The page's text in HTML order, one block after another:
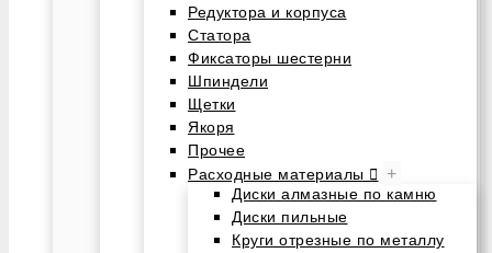
Редуктора и корпуса
Статора
Фиксаторы шестерни
Шпиндели
Щетки
Якоря
Прочее
Расходные материалы
+
Диски алмазные по камню
Диски пильные
Круги отрезные по металлу